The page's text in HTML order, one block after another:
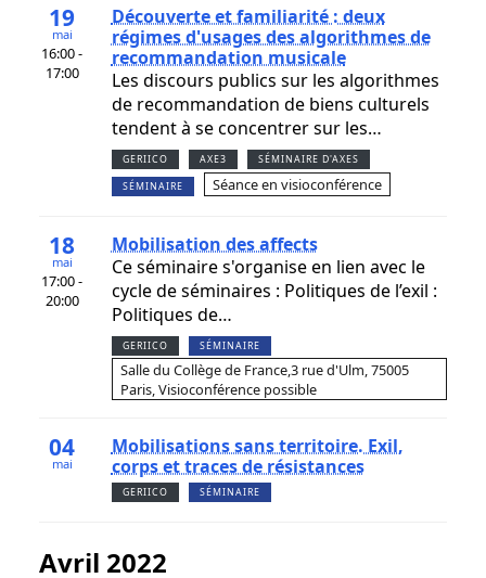
19
mai
16:00 -
17:00
Découverte et familiarité : deux
régimes d'usages des algorithmes de
recommandation musicale
Les discours publics sur les algorithmes
de recommandation de biens culturels
tendent à se concentrer sur les…
GERIICO AXE3 SÉMINAIRE D'AXES
SÉMINAIRE Séance en visioconférence
18
mai
17:00 -
20:00
Mobilisation des affects
Ce séminaire s'organise en lien avec le
cycle de séminaires : Politiques de l’exil :
Politiques de…
GERIICO SÉMINAIRE
Salle du Collège de France,3 rue d'Ulm, 75005
Paris, Visioconférence possible
04
mai
Mobilisations sans territoire. Exil,
corps et traces de résistances
GERIICO SÉMINAIRE
avril 2022